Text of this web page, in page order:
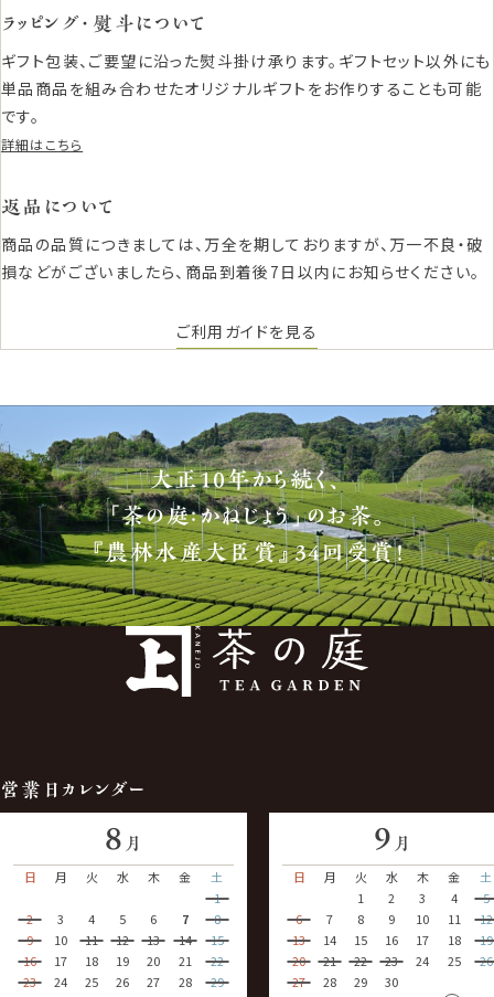
ラッピング・熨斗について
ギフト包装、ご要望に沿った熨斗掛け承ります。ギフトセット以外にも
単品商品を組み合わせたオリジナルギフトをお作りすることも可能
です。
詳細はこちら
返品について
商品の品質につきましては、万全を期しておりますが、万一不良・破
損などがございましたら、商品到着後7日以内にお知らせください。
ご利用ガイドを見る
大正10年から続く、
「茶の庭：かねじょう」のお茶。
『農林水産大臣賞』34回受賞！
営業日カレンダー
8 月
日
月 火 水 木 金
土
1
2
3 4 5 6 7
8
9
10 11 12 13 14
15
16
17 18 19 20 21
22
23
24 25 26 27 28
29
9 月
日
月 火 水 木 金
土
1
2 3 4
5
6
7 8 9 10 11
12
13
14 15 16 17 18
19
20
21 22 23 24 25
26
27
28 29
30